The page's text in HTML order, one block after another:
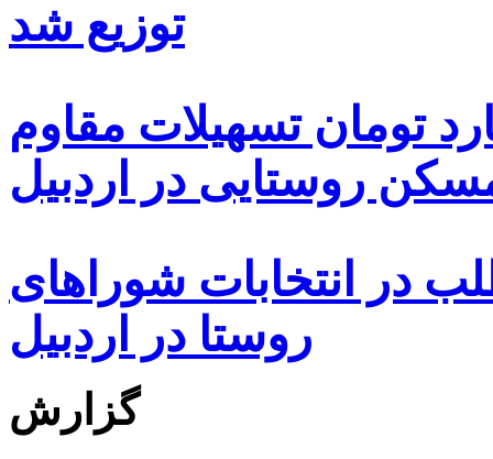
توزیع شد
هزار و ۴۸۰ میلیارد تومان تسهیلات مقاوم
روستایی در اردبیل
از ۵۰۰۰ داوطلب در انتخابات شوراهای
روستا در اردبیل
گزارش